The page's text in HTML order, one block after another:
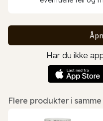
Har du ikke
Flere produkter i